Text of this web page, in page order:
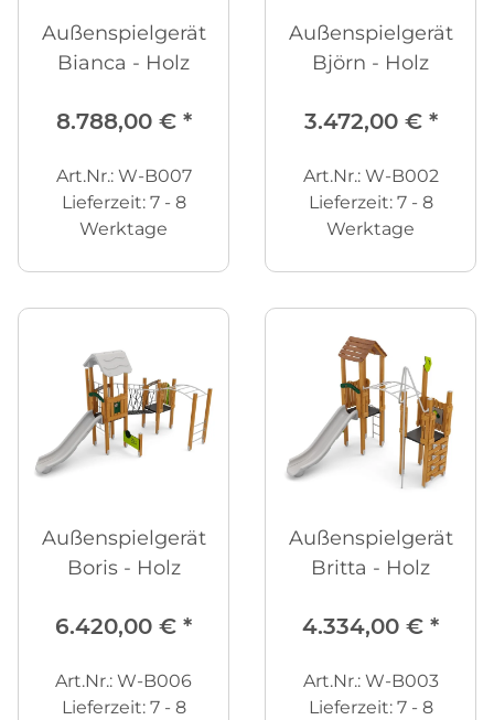
Außenspielgerät
Bianca - Holz
8.788,00 € *
Art.Nr.: W-B007
Lieferzeit: 7 - 8
Werktage
Außenspielgerät
Björn - Holz
3.472,00 € *
Art.Nr.: W-B002
Lieferzeit: 7 - 8
Werktage
Außenspielgerät
Boris - Holz
6.420,00 € *
Art.Nr.: W-B006
Lieferzeit: 7 - 8
Außenspielgerät
Britta - Holz
4.334,00 € *
Art.Nr.: W-B003
Lieferzeit: 7 - 8